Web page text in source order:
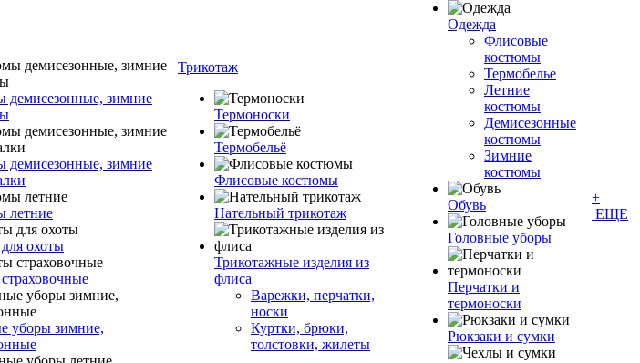
демисезонные, зимние
демисезонные, зимние
летние
охоты
уборы зимние,
Трикотаж
Термоноски
Термобельё
Флисовые костюмы
Нательный трикотаж
Трикотажные изделия из
флиса
Варежки, перчатки,
носки
Куртки, брюки,
толстовки, жилеты
Одежда
Флисовые
костюмы
Термобелье
Летние
костюмы
Демисезонные
костюмы
Зимние
костюмы
Обувь
Головные уборы
Перчатки и
термоноски
Рюкзаки и сумки
+
ЕЩЕ